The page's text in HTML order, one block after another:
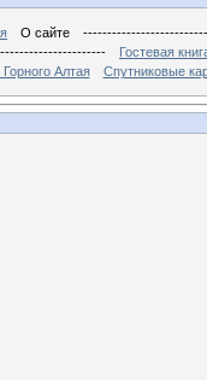
О сайте
Гостевая
Горного Алтая Спутниковые